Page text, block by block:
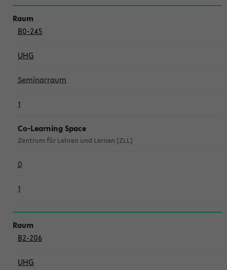
B0-245
UHG
Seminarraum
1
Co-Learning Space
Zentrum für Lehren und Lernen (ZLL)
0
1
B2-206
UHG